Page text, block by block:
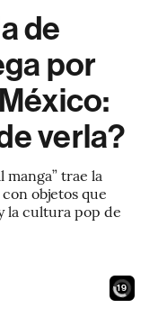
de
por
verla?
manga” trae la
objetos que
la cultura pop de
17